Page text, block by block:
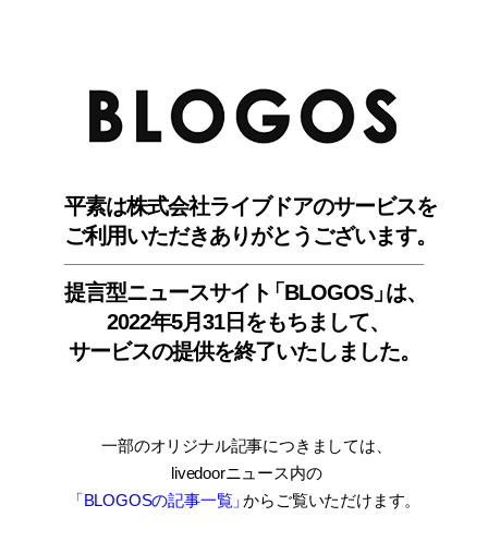
平素は株式会社ライブドアのサービスを
ご利用いただきありがとうございます。
提言型ニュースサイ ト「BLOGOS」は、
2022年5月31日をもちまして、
サービスの提供を終了いたしました。
一部のオリジナル記事につきましては
livedoorニュース内の
「BLOGOSの記事一覧」からご覧いただけます。